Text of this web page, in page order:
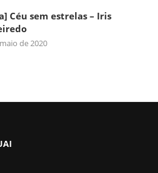
Céu sem estrelas – Iris
de 2020